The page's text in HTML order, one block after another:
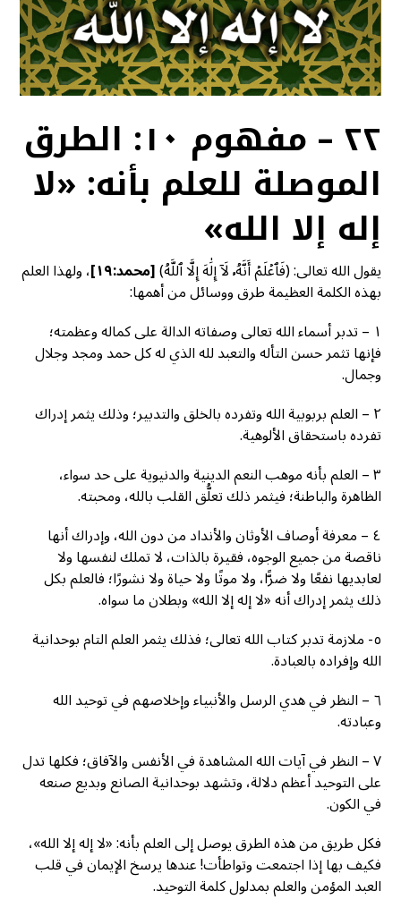
٢٢ – مفهوم ١٠: الطرق
الموصلة للعلم بأنه: «لا
إله إلا الله»
يقول الله تعالى: (فَٱعۡلَمۡ أَنَّهُۥ لَآ إِلَٰهَ إِلَّا ٱللَّهُ)[محمد:١٩] ، ولهذا العلم
بهذه الكلمة العظيمة طرق ووسائل من أهمها:
١ – تدبر أسماء الله تعالى وصفاته الدالة على كماله وعظمته؛
فإنها تثمر حسن التأله والتعبد لله الذي له كل حمد ومجد وجلال
وجمال.
٢ – العلم بربوبية الله وتفرده بالخلق والتدبير؛ وذلك يثمر إدراك
تفرده باستحقاق الألوهية.
٣ – العلم بأنه موهب النعم الدينية والدنيوية على حد سواء،
الظاهرة والباطنة؛ فيثمر ذلك تعلُّق القلب بالله، ومحبته.
٤ – معرفة أوصاف الأوثان والأنداد من دون الله، وإدراك أنها
ناقصة من جميع الوجوه، فقيرة بالذات، لا تملك لنفسها ولا
لعابديها نفعًا ولا ضرًّا، ولا موتًا ولا حياة ولا نشورًا؛ فالعلم بكل
ذلك يثمر إدراك أنه «لا إله إلا الله» وبطلان ما سواه.
٥- ملازمة تدبر كتاب الله تعالى؛ فذلك يثمر العلم التام بوحدانية
الله وإفراده بالعبادة.
٦ – النظر في هدي الرسل والأنبياء وإخلاصهم في توحيد الله
وعبادته.
٧ – النظر في آيات الله المشاهدة في الأنفس والآفاق؛ فكلها تدل
على التوحيد أعظم دلالة، وتشهد بوحدانية الصانع وبديع صنعه
في الكون.
فكل طريق من هذه الطرق يوصل إلى العلم بأنه: «لا إله إلا الله»،
فكيف بها إذا اجتمعت وتواطأت! عندها يرسخ الإيمان في قلب
العبد المؤمن والعلم بمدلول كلمة التوحيد.